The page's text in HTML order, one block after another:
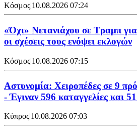
Κόσμος|10.08.2026 07:24
«Όχι» Νετανιάχου σε Τραμπ
οι σχέσεις τους ενόψει εκλογών
Κόσμος|10.08.2026 07:15
Αστυνομία: Χειροπέδες σε 9
- Έγιναν 596 καταγγελίες και 51
Κύπρος|10.08.2026 07:03